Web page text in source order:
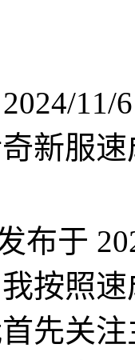
11/
新服
布于
按照
先关